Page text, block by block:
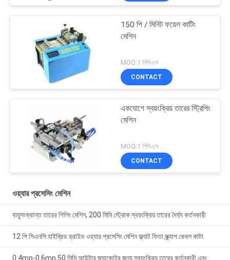
150 পি / মিনিট ফয়েল কাটিং
মেশিন
MOQ:1 পিসিএস
CONTACT
একযোগে স্বয়ংক্রিয় তারের স্ট্রিপিং
মেশিন
MOQ:1 পিসিএস
CONTACT
ওয়্যার প্রসেসিং মেশিন
বায়ুসংক্রান্ত তারের পিলিং মেশিন, 200 মিমি স্ট্রোক স্বয়ংক্রিয় তারের দৈর্ঘ্য কর্তনকারী
12 পি সিএনসি হাইব্রিড ড্রাইভ ওয়্যার প্রসেসিং মেশিন ফ্ল্যাট ফিতা স্ক্র্যাপ কেবল কাটা
0.4mp-0.6mp 50 মিমি আউটার জ্যাকেটের জন্য স্বয়ংক্রিয় তারের কর্তনকারী এবং